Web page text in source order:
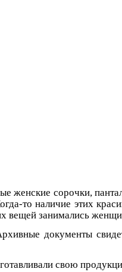
женские сорочки,
то наличие этих
вещей занимались
документы
свою